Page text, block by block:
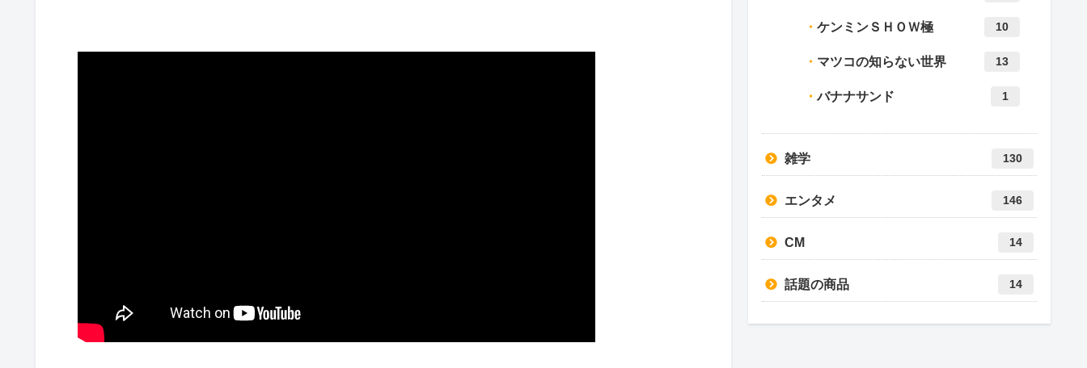
ケンミンＳＨＯＷ極 10
マツコの知らない世界 13
バナナサンド 1
雑学 130
エンタメ 146
CM 14
話題の商品 14